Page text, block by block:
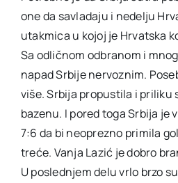
one da savladaju i nedelju
utakmica u kojoj je Hrvatska
Sa odličnom odbranom i
napad Srbije nervoznim.
više. Srbija propustila i priliku
bazenu. I pored toga Srbija je
7:6 da bi neoprezno primila
treće. Vanja Lazić je dobro
U poslednjem delu vrlo brzo